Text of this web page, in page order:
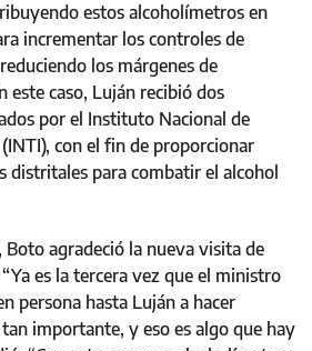
estos alcoholímetros en
incrementar los controles de
los márgenes de
este caso, Luján recibió dos
por el Instituto Nacional de
con el fin de proporcionar
distritales para combatir el alcohol
agradeció la nueva visita de
es la tercera vez que el ministro
persona hasta Luján a hacer
importante, y eso es algo que hay